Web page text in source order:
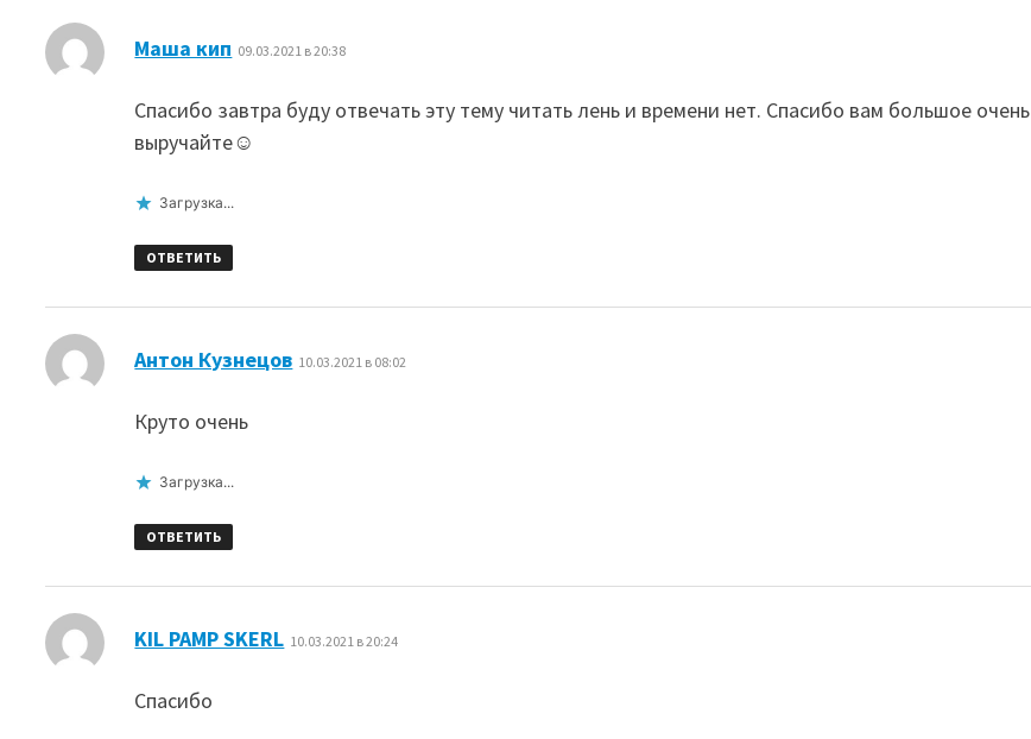
Маша кип 09.03.2021 в 20:38
Спасибо завтра буду отвечать эту тему читать лень и времени нет. Спасибо вам большое очень
выручайте☺
Загрузка...
ОТВЕТИТЬ
Антон Кузнецов 10.03.2021 в 08:02
Круто очень
Загрузка...
ОТВЕТИТЬ
KIL PAMP SKERL 10.03.2021 в 20:24
Спасибо